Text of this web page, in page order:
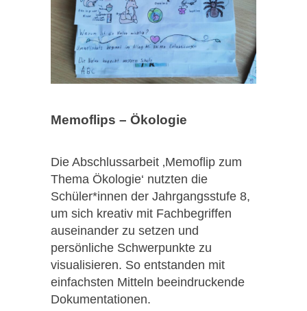
Memoflips – Ökologie
Die Abschlussarbeit ‚Memoflip zum
Thema Ökologie‘ nutzten die
Schüler*innen der Jahrgangsstufe 8,
um sich kreativ mit Fachbegriffen
auseinander zu setzen und
persönliche Schwerpunkte zu
visualisieren. So entstanden mit
einfachsten Mitteln beeindruckende
Dokumentationen.